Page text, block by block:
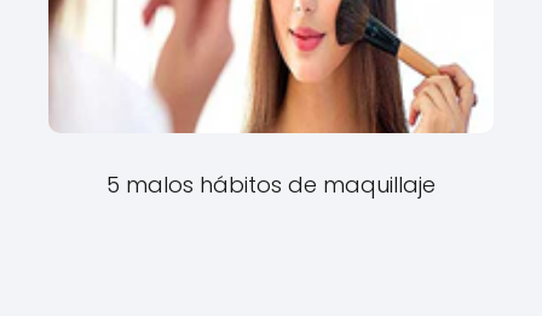
5 malos hábitos de maquillaje